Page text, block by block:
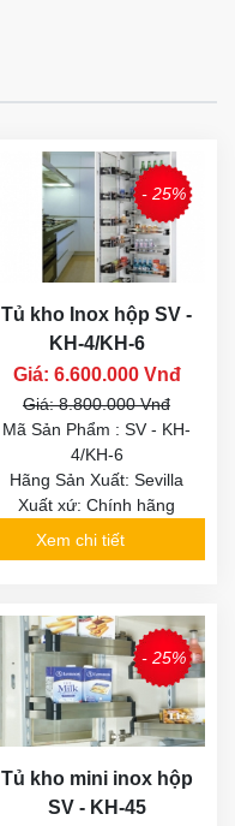
- 25%
Tủ kho Inox hộp SV -
KH-4/KH-6
Giá: 6.600.000 Vnđ
Giá: 8.800.000 Vnđ
Mã Sản Phẩm : SV - KH-
4/KH-6
Hãng Sản Xuất: Sevilla
Xuất xứ: Chính hãng
Xem chi tiết
- 25%
Tủ kho mini inox hộp
SV - KH-45